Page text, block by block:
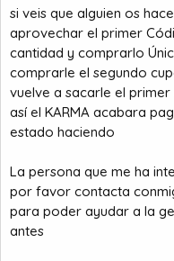
si veis que alguien os
aprovechar el primer
cantidad y comprarlo
comprarle el segundo
vuelve a sacarle el
así el KARMA acabara
estado haciendo
La persona que me ha
por favor contacta
para poder ayudar a la
antes